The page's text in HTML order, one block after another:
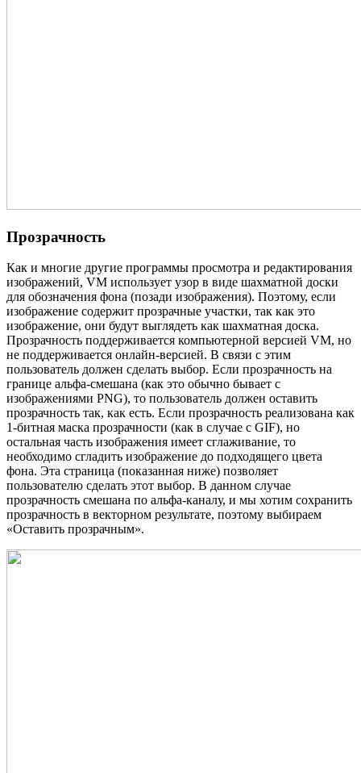
Прозрачность
Как и многие другие программы просмотра и редактирования
изображений, VM использует узор в виде шахматной доски
для обозначения фона (позади изображения). Поэтому, если
изображение содержит прозрачные участки, так как это
изображение, они будут выглядеть как шахматная доска.
Прозрачность поддерживается компьютерной версией VM, но
не поддерживается онлайн-версией. В связи с этим
пользователь должен сделать выбор. Если прозрачность на
границе альфа-смешана (как это обычно бывает с
изображениями PNG), то пользователь должен оставить
прозрачность так, как есть. Если прозрачность реализована как
1-битная маска прозрачности (как в случае с GIF), но
остальная часть изображения имеет сглаживание, то
необходимо сгладить изображение до подходящего цвета
фона. Эта страница (показанная ниже) позволяет
пользователю сделать этот выбор. В данном случае
прозрачность смешана по альфа-каналу, и мы хотим сохранить
прозрачность в векторном результате, поэтому выбираем
«Оставить прозрачным».